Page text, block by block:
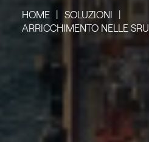
HOME
SOLUZIONI
ARRICCHIMENTO NELLE SRU